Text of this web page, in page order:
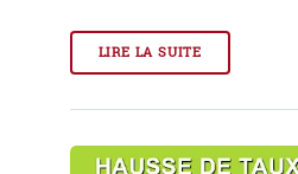
LIRE LA SUITE